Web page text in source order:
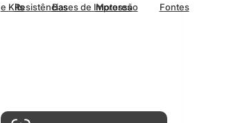
Resistências Motores
Fontes
e Kits
Bases de Impressão